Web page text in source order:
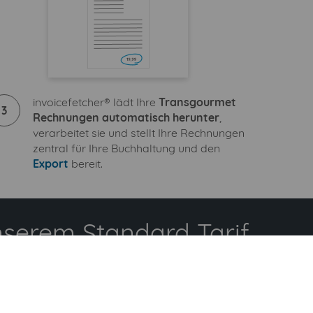
3
invoicefetcher® lädt Ihre Transgourmet
Rechnungen automatisch herunter,
verarbeitet sie und stellt Ihre Rechnungen
zentral für Ihre Buchhaltung und den
Export bereit.
Standard Tarif